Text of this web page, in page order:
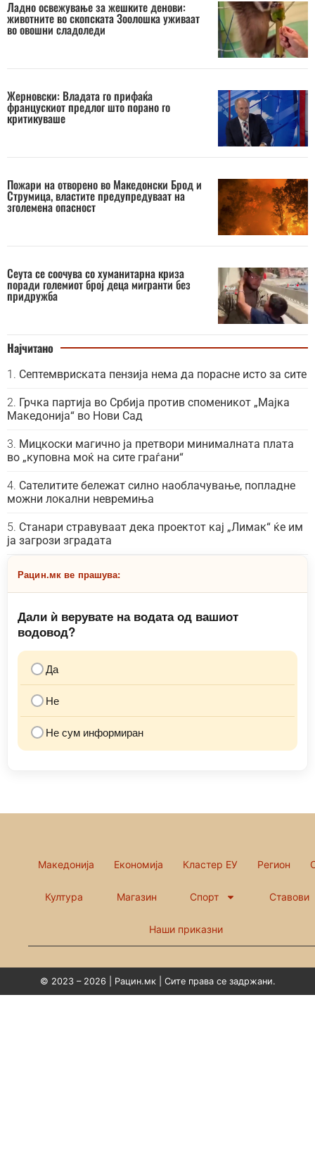
Ладно освежување за жешките денови:
животните во скопската Зоолошка уживаат
во овошни сладоледи
Жерновски: Владата го прифаќа
францускиот предлог што порано го
критикуваше
Пожари на отворено во Македонски Брод и
Струмица, властите предупредуваат на
зголемена опасност
Сеута се соочува со хуманитарна криза
поради големиот број деца мигранти без
придружба
Најчитано
Септемвриската пензија нема да порасне исто за сите
Грчка партија во Србија против споменикот „Мајка
Македонија“ во Нови Сад
Мицкоски магично ја претвори минималната плата
во „куповна моќ на сите граѓани“
Сателитите бележат силно наоблачување, попладне
можни локални невремиња
Станари стравуваат дека проектот кај „Лимак“ ќе им
ја загрози зградата
Рацин.мк ве прашува:
Дали ѝ верувате на водата од вашиот
водовод?
Да
Не
Не сум информиран
Македонија Економија Кластер ЕУ Регион
Култура Магазин Спорт Ставови
Наши приказни
© 2023 – 2026 | Рацин.мк | Сите права се задржани.